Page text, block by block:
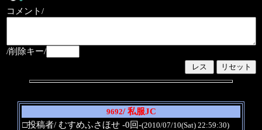
コメント/
/削除キー/
9692/ 私服JC
□投稿者/ むすめふさほせ -0回-(2010/07/10(Sat) 22:59:30)